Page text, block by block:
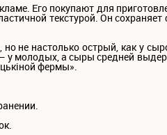
Его покупают для
текстурой. Он
не настолько острый, как у
у молодых, а сыры средней
фермы».